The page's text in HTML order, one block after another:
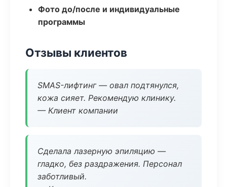
Фото до/после и индивидуальные
программы
Отзывы клиентов
SMAS-лифтинг — овал подтянулся,
кожа сияет. Рекомендую клинику.
— Клиент компании
Сделала лазерную эпиляцию —
гладко, без раздражения. Персонал
заботливый.